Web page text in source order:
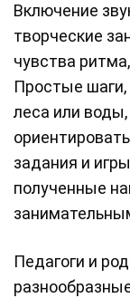
Включение
творческие
чувства
Простые шаги,
леса или
задания и
полученные
Педагоги и